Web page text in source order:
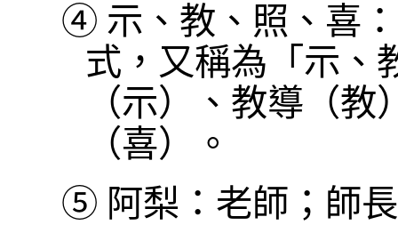
④ 示、教、照、喜
式，又稱為「示、
（示）、教導（
（喜）。
⑤ 阿梨：老師；師